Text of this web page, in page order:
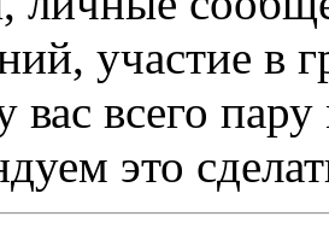
участие в
вас всего
это